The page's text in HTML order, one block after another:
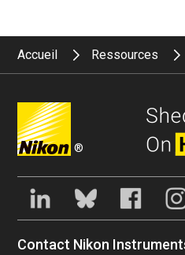
Accueil Ressources
®
Contact Nikon